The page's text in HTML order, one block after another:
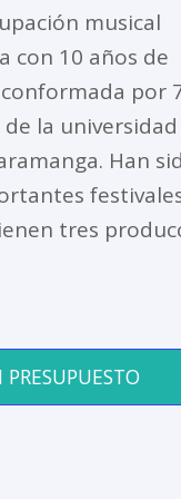
musical
con 10 años de
por
la universidad
Han
tres